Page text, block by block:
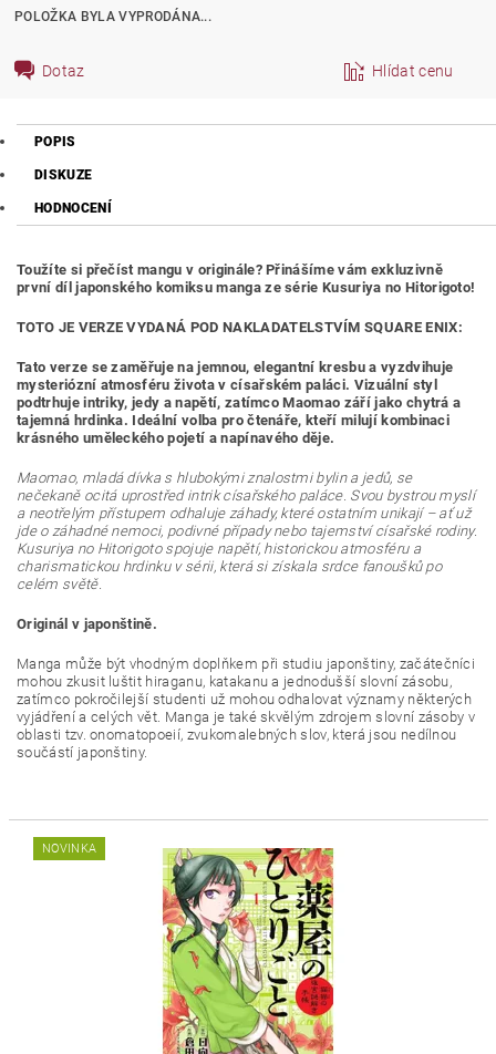
POLOŽKA BYLA VYPRODÁNA...
Dotaz Hlídat cenu
POPIS
DISKUZE
HODNOCENÍ
Toužíte si přečíst mangu v originále? Přinášíme vám exkluzivně
první díl japonského komiksu manga ze série Kusuriya no Hitorigoto!
TOTO JE VERZE VYDANÁ POD NAKLADATELSTVÍM SQUARE ENIX:
Tato verze se zaměřuje na jemnou, elegantní kresbu a vyzdvihuje
mysteriózní atmosféru života v císařském paláci. Vizuální styl
podtrhuje intriky, jedy a napětí, zatímco Maomao září jako chytrá a
tajemná hrdinka. Ideální volba pro čtenáře, kteří milují kombinaci
krásného uměleckého pojetí a napínavého děje.
Maomao, mladá dívka s hlubokými znalostmi bylin a jedů, se
nečekaně ocitá uprostřed intrik císařského paláce. Svou bystrou myslí
a neotřelým přístupem odhaluje záhady, které ostatním unikají – ať už
jde o záhadné nemoci, podivné případy nebo tajemství císařské rodiny.
Kusuriya no Hitorigoto spojuje napětí, historickou atmosféru a
charismatickou hrdinku v sérii, která si získala srdce fanoušků po
celém světě.
Originál v japonštině.
Manga může být vhodným doplňkem při studiu japonštiny, začátečníci
mohou zkusit luštit hiraganu, katakanu a jednodušší slovní zásobu,
zatímco pokročilejší studenti už mohou odhalovat významy některých
vyjádření a celých vět. Manga je také skvělým zdrojem slovní zásoby v
oblasti tzv. onomatopoeií, zvukomalebných slov, která jsou nedílnou
součástí japonštiny.
NOVINKA